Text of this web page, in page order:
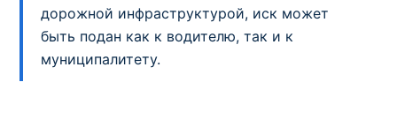
дорожной инфраструктурой, иск может
быть подан как к водителю, так и к
муниципалитету.